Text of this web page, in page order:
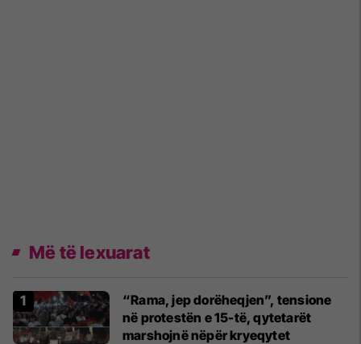
Më të lexuarat
“Rama, jep dorëheqjen”, tensione
në protestën e 15-të, qytetarët
marshojnë nëpër kryeqytet